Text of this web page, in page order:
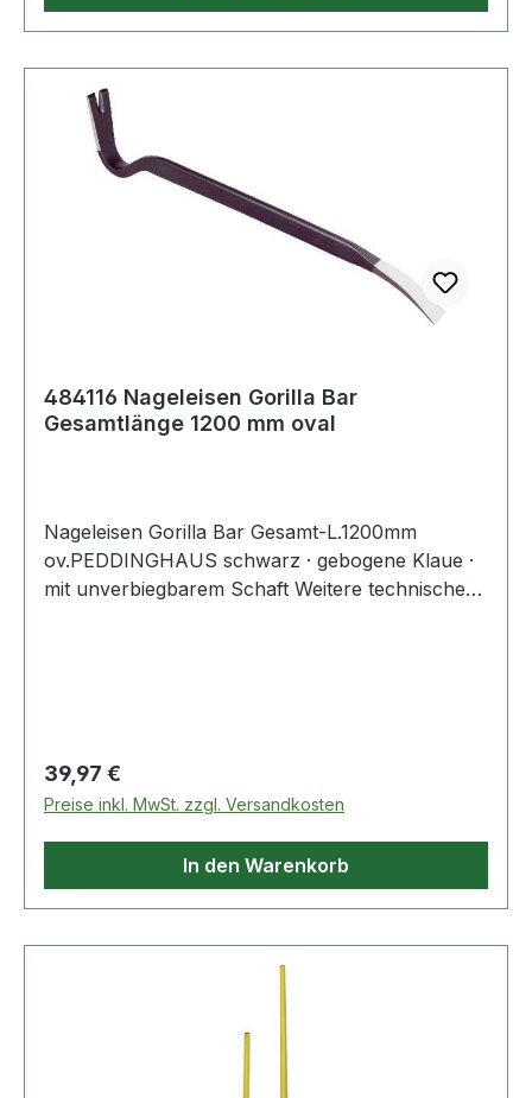
484116 Nageleisen Gorilla Bar
Gesamtlänge 1200 mm oval
Nageleisen Gorilla Bar Gesamt-L.1200mm
ov.PEDDINGHAUS schwarz · gebogene Klaue ·
mit unverbiegbarem Schaft Weitere technische
Regulärer Preis:
39,97 €
Preise inkl. MwSt. zzgl. Versandkosten
In den Warenkorb